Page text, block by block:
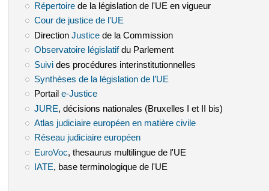
Répertoire(le lien est externe)
de la législation de l'UE en vigueur
Cour de justice de l'UE
Direction Justice(le lien est externe)
de la Commission
Observatoire législatif(le lien est externe)
du Parlement
Suivi(le lien est externe)
des procédures interinstitutionnelles
Synthèses de la législation de l’UE
Portail e-Justice(le lien est externe)
JURE (le lien est externe)
, décisions nationales (Bruxelles I et II bis)
Atlas judiciaire européen en matière civile(le lien est externe)
Réseau judiciaire européen(le lien est externe)
EuroVoc (le lien est externe)
, thesaurus multilingue de l'UE
IATE(le lien est externe)
, base terminologique de l'UE